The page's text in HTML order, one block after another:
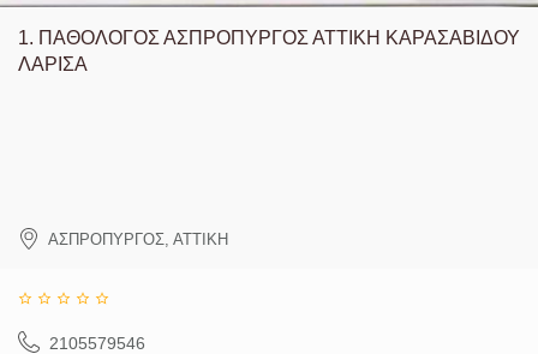
1. ΠΑΘΟΛΟΓΟΣ ΑΣΠΡΟΠΥΡΓΟΣ ΑΤΤΙΚΗ ΚΑΡΑΣΑΒΙΔΟΥ
ΛΑΡΙΣΑ
ΑΣΠΡΟΠΥΡΓΟΣ, ΑΤΤΙΚΗ
2105579546